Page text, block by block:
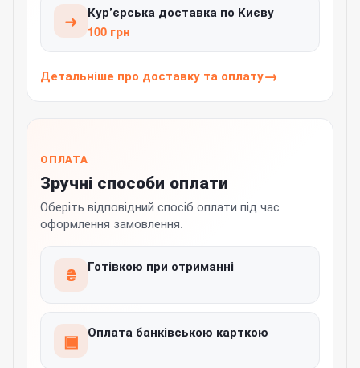
➜
Кур’єрська доставка по Києву
100 грн
Детальніше про доставку та оплату
ОПЛАТА
Зручні способи оплати
Оберіть відповідний спосіб оплати під час
оформлення замовлення.
₴ Готівкою при отриманні
▣ Оплата банківською карткою